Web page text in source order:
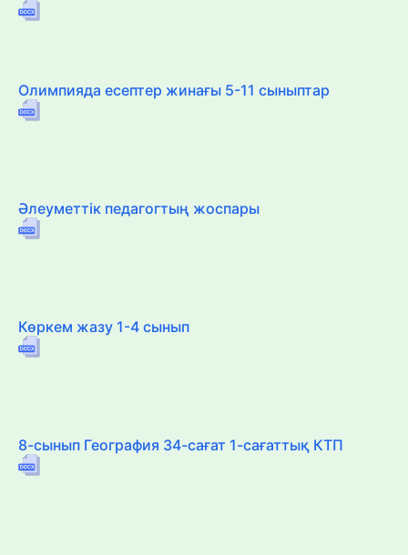
Олимпияда есептер жинағы 5-11 сыныптар
Әлеуметтік педагогтың жоспары
Көркем жазу 1-4 сынып
8-сынып География 34-сағат 1-сағаттық КТП